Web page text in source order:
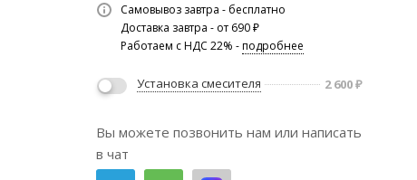
Самовывоз завтра - бесплатно
Доставка завтра - от 690 ₽
Работаем с НДС 22% -подробнее
Установка смесителя 2 600₽
Вы можете позвонить нам или написать
в чат